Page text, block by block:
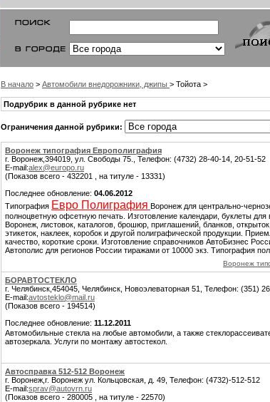
В начало > Автомобили внедорожники, джипы > Тойота >
Подрубрик в данной рубрике нет
Ограничения данной рубрики:
Воронеж типография Европолиграфия
г. Воронеж,394019, ул. Свободы 75., Телефон: (4732) 28-40-14, 20-51-52
E-mail:alex@europo.ru
(Показов всего - 432201 , на титуле - 13331)
Последнее обновление: 04.06.2012
Типография Евро Полиграфия Воронеж для центрально-
полноцветную офсетную печать. Изготовление календари, буклеты для
Воронеж, листовок, каталогов, брошюр, приглашений, бланков,
этикеток, наклеек, коробок и другой полиграфической продукции.
качество, короткие сроки. Изготовление справочников АвтоБизнес
Автополис для регионов России тиражами от 10000 экз. Типография
Воронеж
БОРАВТОСТЕКЛО
г. Челябинск,454045, Челябинск, Новоэлеваторная 51, Телефон: (351)
E-mail:avtosteklo@mail.ru
(Показов всего - 194514)
Последнее обновление: 11.12.2011
Автомобильные стекла на любые автомобили, а также
автозеркала. Услуги по монтажу автостекол.
Автосправка 512-512 Воронеж
г. Воронеж,г. Воронеж ул. Кольцовская, д. 49, Телефон: (4732)-512-512
E-mail:sprav@autovrn.ru
(Показов всего - 280005 , на титуле - 22570)